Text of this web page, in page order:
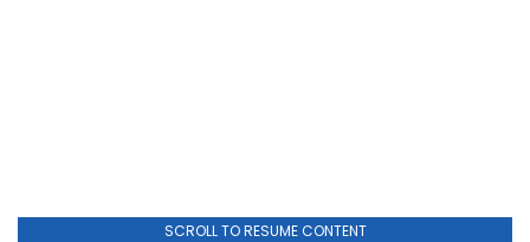
SCROLL TO RESUME CONTENT